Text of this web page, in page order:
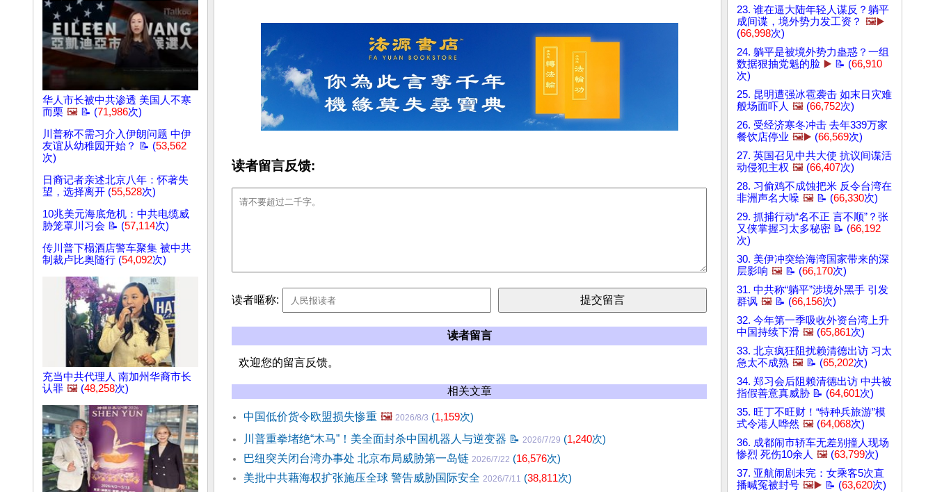
华人市长被中共渗透 美国人不寒
而栗 🖼️ 📝 (71,986次)
川普称不需习介入伊朗问题 中伊
友谊从幼稚园开始？ 📝 (53,562
次)
日裔记者亲述北京八年：怀著失
望，选择离开 (55,528次)
10兆美元海底危机：中共电缆威
胁笼罩川习会 📝 (57,114次)
传川普下榻酒店警车聚集 被中共
制裁卢比奥随行 (54,092次)
充当中共代理人 南加州华裔市长
认罪 🖼️ (48,258次)
读者留言反馈:
读者暱称:
读者留言
欢迎您的留言反馈。
相关文章
中国低价货令欧盟损失惨重 🖼️ 2026/8/3 (1,159次)
川普重拳堵绝“木马”！美全面封杀中国机器人与逆变器 📝 2026/7/29 (1,240次)
巴纽突关闭台湾办事处 北京布局威胁第一岛链 2026/7/22 (16,576次)
美批中共藉海权扩张施压全球 警告威胁国际安全 2026/7/11 (38,811次)
23. 谁在逼大陆年轻人谋反？躺平
成间谍，境外势力发工资？ 🖼️▶️
(66,998次)
24. 躺平是被境外势力蛊惑？一组
数据狠抽党魁的脸 ▶️ 📝 (66,910
次)
25. 昆明遭强冰雹袭击 如末日灾难
般场面吓人 🖼️ (66,752次)
26. 受经济寒冬冲击 去年339万家
餐饮店停业 🖼️▶️ (66,569次)
27. 英国召见中共大使 抗议间谍活
动侵犯主权 🖼️ (66,407次)
28. 习偷鸡不成蚀把米 反令台湾在
非洲声名大噪 🖼️ 📝 (66,330次)
29. 抓捕行动“名不正 言不顺”？张
又侠掌握习太多秘密 📝 (66,192
次)
30. 美伊冲突给海湾国家带来的深
层影响 🖼️ 📝 (66,170次)
31. 中共称“躺平”涉境外黑手 引发
群讽 🖼️ 📝 (66,156次)
32. 今年第一季吸收外资台湾上升
中国持续下滑 🖼️ (65,861次)
33. 北京疯狂阻扰赖清德出访 习太
急太不成熟 🖼️ 📝 (65,202次)
34. 郑习会后阻赖清德出访 中共被
指假善意真威胁 📝 (64,601次)
35. 旺丁不旺财！“特种兵旅游”模
式令港人哗然 🖼️ (64,068次)
36. 成都闹市轿车无差别撞人现场
惨烈 死伤10余人 🖼️ (63,799次)
37. 亚航闹剧未完：女乘客5次直
播喊冤被封号 🖼️▶️ 📝 (63,620次)